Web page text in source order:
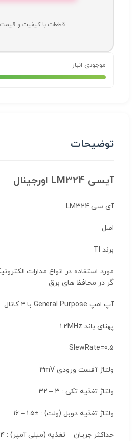
قطعات با کیفیت و
موجودی انبار
توضیحات
آیسی LM324 اورجینال
آی سی LM324
اصل
برند TI
مورد استفاده در انواع مدارات
گر در محافظ های برق
آپ امپ General Purpose با ۴ کانال
پهنای باند ۱.۲MHz
SlewRate=0.5
ولتاژ آفست ورودی ۳mV
ولتاژ تغذیه تکی : ۳ – ۳۲
ولتاژ تغذیه دوبل (ولت) : ±۱.۵ – ۱۶
حداکثر جریان – تغذیه (میلی آمپر) : ۱.۴